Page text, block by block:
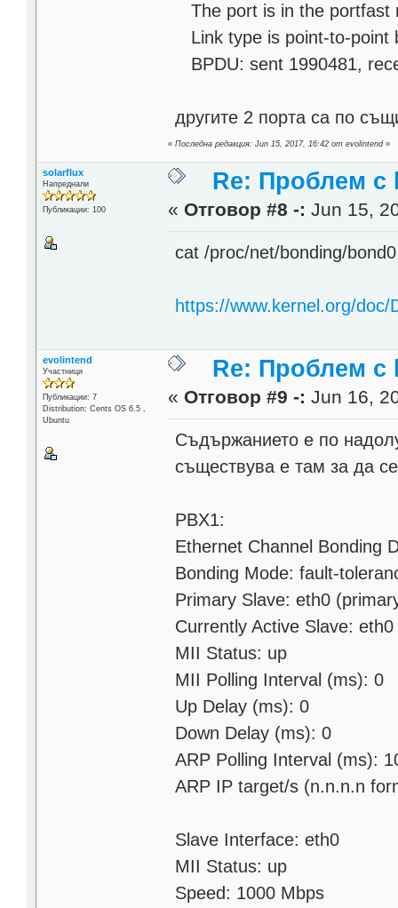
The port is in the portfast
Link type is point-to-point
BPDU: sent 1990481,
другите 2 порта са по
«Последна редакция: Jun 15, 2017, 16:42 от evolintend»
solarflux
Напреднали
Публикации: 100
Re: Проблем с
« Отговор #8 -: Jun 15,
cat /proc/net/bonding/
https://www.kernel.org/
evolintend
Участници
Публикации: 7
Distribution: Cents OS 6.5 ,
Ubuntu
Re: Проблем с
« Отговор #9 -: Jun 16,
Съдържанието е по
съществува е там за да
PBX1:
Ethernet Channel Bonding
Bonding Mode: fault-
Primary Slave: eth0
Currently Active Slave: eth0
MII Status: up
MII Polling Interval (ms): 0
Up Delay (ms): 0
Down Delay (ms): 0
ARP Polling Interval (ms):
ARP IP target/s (n.n.n.n
Slave Interface: eth0
MII Status: up
Speed: 1000 Mbps